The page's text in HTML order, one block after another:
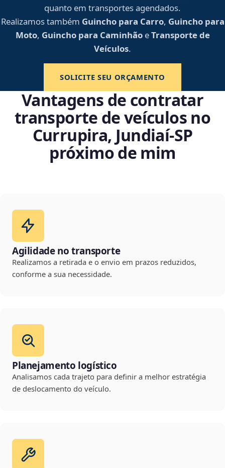
quanto em transportes agendados.
Realizamos também Guincho para Carro, Guincho para
Moto, Guincho para CaminhãoeTransporte de
Veículos.
SOLICITE SEU ORÇAMENTO
Vantagens de contratar
transporte de veículos no
Currupira, Jundiaí‑SP
próximo de mim
Agilidade no transporte
Realizamos a retirada e o envio em prazos reduzidos,
conforme a sua necessidade.
Planejamento logístico
Analisamos cada trajeto para definir a melhor estratégia
de deslocamento do veículo.